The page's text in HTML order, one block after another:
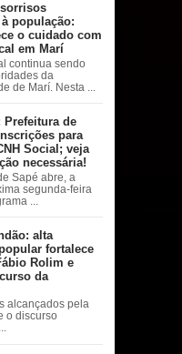
população:
o cuidado com
em Marí
continua sendo
da
de Marí. Nesta ...
Prefeitura de
para
Social; veja
necessária!
Sapé abre, a
segunda-feira
...
alta
fortalece
Rolim e
da
alcançados pela
o discurso